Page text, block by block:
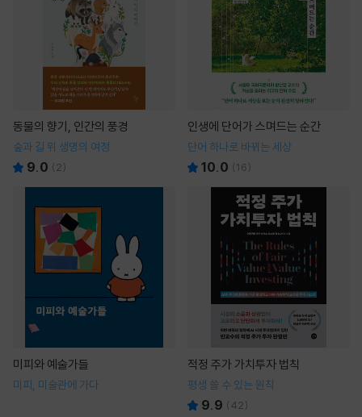
동물의 향기, 인간의 풍경
숲과 길 위 생명의 여정
9.0 ( 2)
인생에 단어가 스며드는 순간
단어 하나로 바뀌는 세상
10.0 (16)
미피와 예술가들
미피, 미술관에 가다
적정 주가 가치투자 법칙
평생 쓸 수 있는 원칙
9.9 (42)